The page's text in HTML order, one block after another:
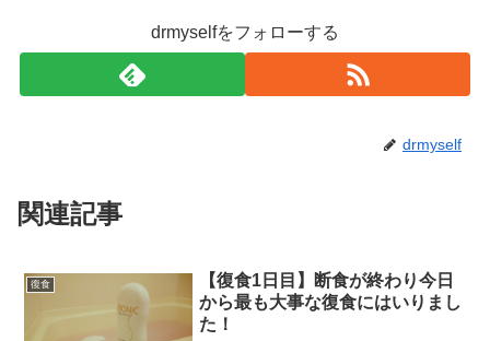
drmyselfをフォローする
drmyself
関連記事
復食
【復食1日目】断食が終わり今日
から最も大事な復食にはいりまし
た！